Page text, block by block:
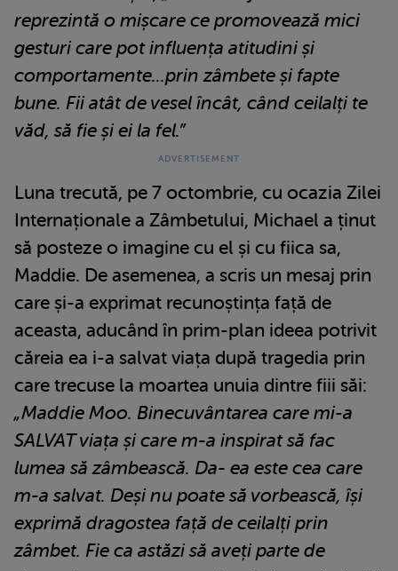
reprezintă o mișcare ce promovează mici
gesturi care pot influența atitudini și
comportamente...prin zâmbete și fapte
bune. Fii atât de vesel încât, când ceilalți te
văd, să fie și ei la fel.”
Luna trecută, pe 7 octombrie, cu ocazia Zilei
Internaționale a Zâmbetului, Michael a ținut
să posteze o imagine cu el și cu fiica sa,
Maddie. De asemenea, a scris un mesaj prin
care și-a exprimat recunoștința față de
aceasta, aducând în prim-plan ideea potrivit
căreia ea i-a salvat viața după tragedia prin
care trecuse la moartea unuia dintre fiii săi:
„Maddie Moo. Binecuvântarea care mi-a
SALVAT viața și care m-a inspirat să fac
lumea să zâmbească. Da- ea este cea care
m-a salvat. Deși nu poate să vorbească, își
exprimă dragostea față de ceilalți prin
zâmbet. Fie ca astăzi să aveți parte de